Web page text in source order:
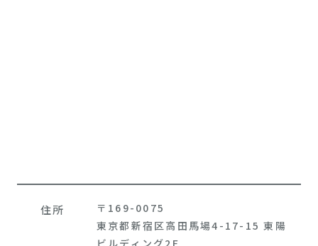
住所
〒169-0075
東京都新宿区高田馬場4-17-15 東陽
ビルディング2F